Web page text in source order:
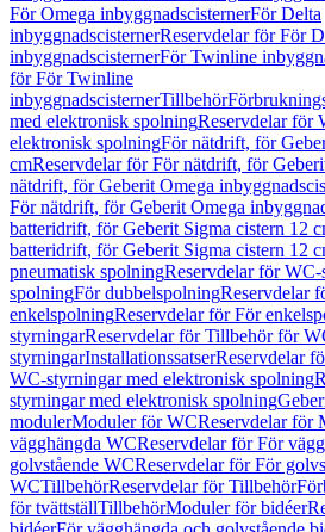
För Omega inbyggnadscisternerFör Delta
inbyggnadscisternerReservdelar för För
inbyggnadscisternerFör Twinline
för För Twinline
inbyggnadscisternerTillbehör
med elektronisk spolningReservdelar för
elektronisk spolningFör nätdrift, för
cmReservdelar för För nätdrift, för
nätdrift, för Geberit Omega
För nätdrift, för Geberit Omega
batteridrift, för Geberit Sigma cistern 12
batteridrift, för Geberit Sigma cistern 12
pneumatisk spolningReservdelar för
spolningFör dubbelspolningReservdelar
enkelspolningReservdelar för För
styrningarReservdelar för Tillbehör för
styrningarInstallationssatserReservdelar
WC-styrningar med elektronisk spolning
styrningar med elektronisk spolning
modulerModuler för WCReservdelar för
vägghängda WCReservdelar för För
golvstående WCReservdelar för För
WCTillbehörReservdelar för Tillbehör
för tvättställTillbehörModuler för bidéer